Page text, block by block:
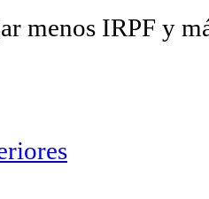
menos IRPF y